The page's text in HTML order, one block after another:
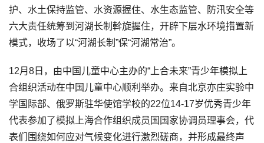
护、水土保持监管、水资源握住、水生态监管、防汛安全等
六大责任统筹到河湖长制斡旋握住，开辟下层水环境措置新
模式，收场了以“河湖长制”保“河湖常治”。
12月8日，由中国儿童中心主办的“上合未来”青少年模拟上
合组织活动在中国儿童中心顺利举办。来自北京亦庄实验中
学国际部、俄罗斯驻华使馆学校的22位14-17岁优秀青少年
代表参加了模拟上海合作组织成员国国家协调员理事会，代
表们围绕如何应对气候变化进行激烈磋商，并形成最终声